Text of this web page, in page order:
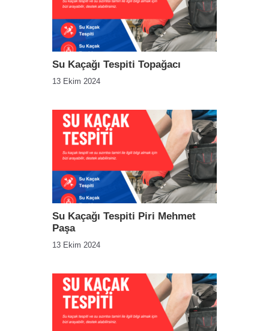
Su Kaçağı Tespiti Topağacı
13 Ekim 2024
Su Kaçağı Tespiti Piri Mehmet
Paşa
13 Ekim 2024